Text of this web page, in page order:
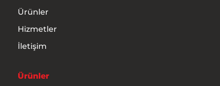
Ürünler
Hizmetler
İletişim
Ürünler